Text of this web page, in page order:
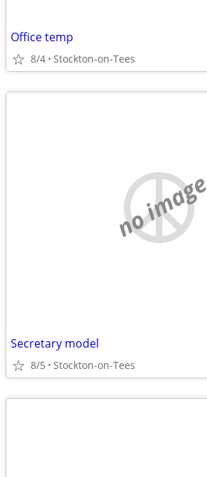
Office temp
8/4 Stockton-on-Tees
no image
Secretary model
8/5 Stockton-on-Tees